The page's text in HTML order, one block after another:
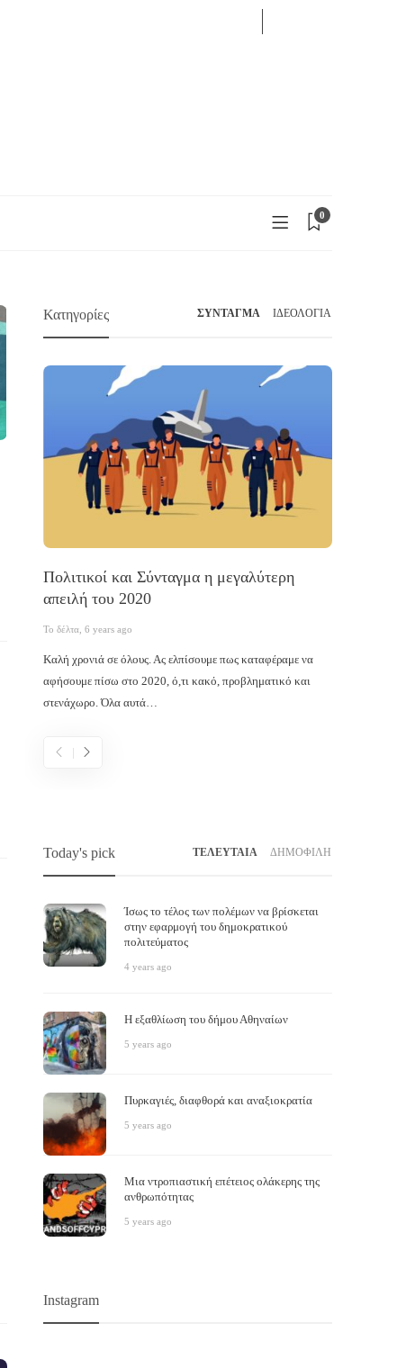
0
Κατηγορίες ΣΥΝΤΑΓΜΑ ΙΔΕΟΛΟΓΙΑ
Πολιτικοί και Σύνταγμα η μεγαλύτερη
απειλή του 2020
Το δέλτα ,6 years ago
Καλή χρονιά σε όλους. Ας ελπίσουμε πως καταφέραμε να
αφήσουμε πίσω στο 2020, ό,τι κακό, προβληματικό και
στενάχωρο. Όλα αυτά…
δημοκρατία
Το δέλτα,6 years ago
και τον φασισμό; Η αστική «δημοκρατία». Το παρόν
αποτελεί ένα άρθρο που έπρεπε να είχαμε γράψει…
Today's pick ΤΕΛΕΥΤΑΙΑ ΔΗΜΟΦΙΛΗ
Ίσως το τέλος των πολέμων να βρίσκεται
στην εφαρμογή του δημοκρατικού
πολιτεύματος
4 years ago
Η εξαθλίωση του δήμου Αθηναίων
5 years ago
Πυρκαγιές, διαφθορά και αναξιοκρατία
5 years ago
Μια ντροπιαστική επέτειος ολάκερης της
ανθρωπότητας
5 years ago
Instagram